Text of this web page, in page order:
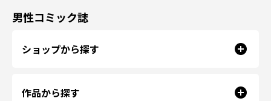
男性コミック誌
ショップから探す
作品から探す